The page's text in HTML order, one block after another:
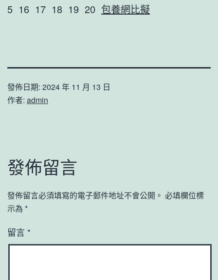
5 16 17 18 19 20 包養網比擬
發佈日期: 2024 年 11 月 13 日
作者: admin
發佈留言
發佈留言必須填寫的電子郵件地址不會公開。 必填欄位標
示為 *
留言 *